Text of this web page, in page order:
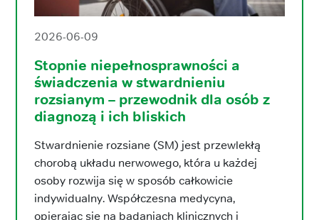
2026-06-09
Stopnie niepełnosprawności a
świadczenia w stwardnieniu
rozsianym – przewodnik dla osób z
diagnozą i ich bliskich
Stwardnienie rozsiane (SM) jest przewlekłą
chorobą układu nerwowego, która u każdej
osoby rozwija się w sposób całkowicie
indywidualny. Współczesna medycyna,
opierając się na badaniach klinicznych i